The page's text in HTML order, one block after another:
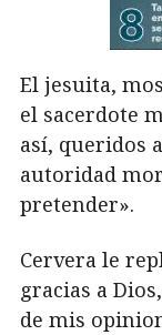
El jesuita,
el sacerdote
así, queridos
autoridad
pretender».
Cervera le
gracias a
de mis